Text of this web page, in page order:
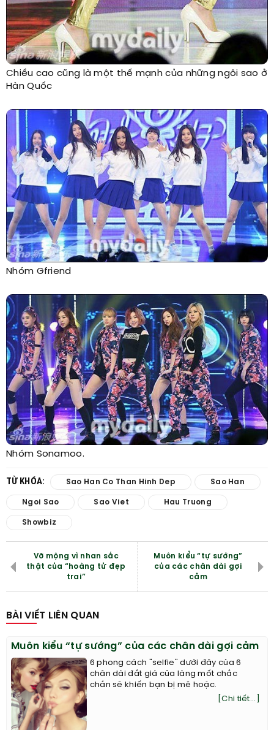
Chiều cao cũng là một thế mạnh của những ngôi sao ở
Hàn Quốc
Nhóm Gfriend
Nhóm Sonamoo.
TỪ KHÓA: Sao Han Co Than Hinh Dep Sao Han
Ngoi Sao Sao Viet Hau Truong
Showbiz
Vỡ mộng vì nhan sắc
thật của “hoàng tử đẹp
trai”
Muôn kiểu “tự sướng”
của các chân dài gợi
cảm
BÀI VIẾT LIÊN QUAN
Muôn kiểu “tự sướng” của các chân dài gợi cảm
6 phong cách "selfie" dưới đây của 6
chân dài đắt giá của làng mốt chắc
chắn sẽ khiến bạn bị mê hoặc.
[Chi tiết...]